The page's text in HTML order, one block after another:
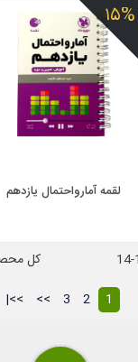
۱۵%
لقمه آمار‌و‌احتمال یازدهم
کل
1
2
3
>>
>>|